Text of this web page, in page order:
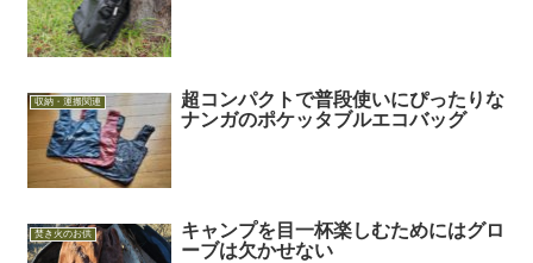
収納・運搬関連
超コンパクトで普段使いにぴったりな
ナンガのポケッタブルエコバッグ
焚き火のお供
キャンプを目一杯楽しむためにはグロ
ーブは欠かせない